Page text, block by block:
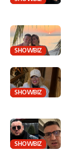
SHOWBIZ
SHOWBIZ
SHOWBIZ